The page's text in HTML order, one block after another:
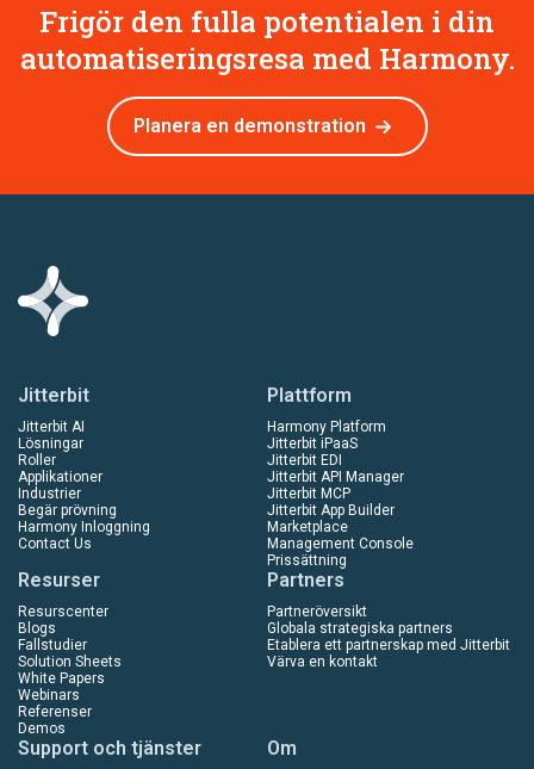
Frigör den fulla potentialen i din
automatiseringsresa med Harmony.
Planera en demonstration
Jitterbit
Jitterbit AI
Lösningar
Roller
Applikationer
Industrier
Begär prövning
Harmony Inloggning
Contact Us
Plattform
Harmony Platform
Jitterbit iPaaS
Jitterbit EDI
Jitterbit API Manager
Jitterbit MCP
Jitterbit App Builder
Marketplace
Management Console
Prissättning
Resurser
Resurscenter
Blogs
Fallstudier
Solution Sheets
White Papers
Webinars
Referenser
Demos
Partners
Partneröversikt
Globala strategiska partners
Etablera ett partnerskap med Jitterbit
Värva en kontakt
Support och tjänster Om